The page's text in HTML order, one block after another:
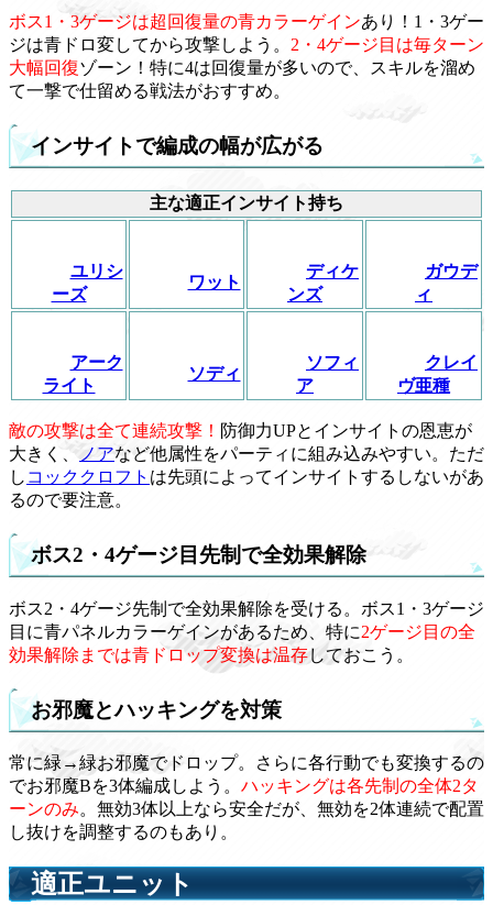
ボス1・3ゲージは超回復量の青カラーゲインあり！1・3ゲー
ジは青ドロ変してから攻撃しよう。 2・4ゲージ目は毎ターン
大幅回復ゾーン！特に4は回復量が多いので、スキルを溜め
て一撃で仕留める戦法がおすすめ。
インサイトで編成の幅が広がる
主な適正インサイト持ち
ユリシ
ーズ
ワット
ディケ
ンズ
ガウデ
ィ
アーク
ライト
ソディ
ソフィ
ア
クレイ
ヴ亜種
敵の攻撃は全て連続攻撃！ 防御力UPとインサイトの恩恵が
大きく、
ノアなど他属性をパーティに組み込みやすい。ただ
し コッククロフト は先頭によってインサイトするしないがあ
るので要注意。
ボス2・4ゲージ目先制で全効果解除
ボス2・4ゲージ先制で全効果解除を受ける。ボス1・3ゲージ
目に青パネルカラーゲインがあるため、特に2ゲージ目の全
効果解除までは青ドロップ変換は温存しておこう。
お邪魔とハッキングを対策
常に緑→緑お邪魔でドロップ。さらに各行動でも変換するの
でお邪魔Bを3体編成しよう。 ハッキングは各先制の全体2タ
ーンのみ。無効3体以上なら安全だが、無効を2体連続で配置
し抜けを調整するのもあり。
適正ユニット